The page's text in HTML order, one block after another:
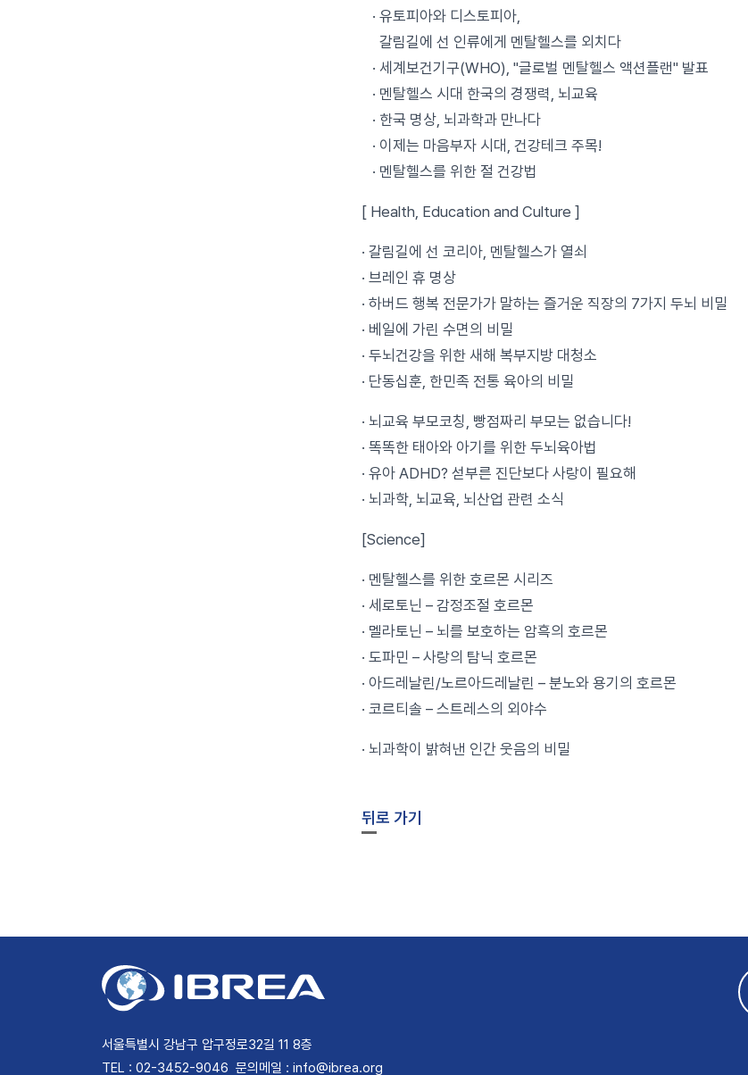
· 유토피아와 디스토피아,
갈림길에 선 인류에게 멘탈헬스를 외치다
· 세계보건기구(WHO), "글로벌 멘탈헬스 액션플랜" 발표
· 멘탈헬스 시대 한국의 경쟁력, 뇌교육
· 한국 명상, 뇌과학과 만나다
· 이제는 마음부자 시대, 건강테크 주목!
· 멘탈헬스를 위한 절 건강법
[ Health, Education and Culture ]
· 갈림길에 선 코리아, 멘탈헬스가 열쇠
· 브레인 휴 명상
· 하버드 행복 전문가가 말하는 즐거운 직장의 7가지 두뇌 비밀
· 베일에 가린 수면의 비밀
· 두뇌건강을 위한 새해 복부지방 대청소
· 단동십훈, 한민족 전통 육아의 비밀
· 뇌교육 부모코칭, 빵점짜리 부모는 없습니다!
· 똑똑한 태아와 아기를 위한 두뇌육아법
· 유아 ADHD? 섣부른 진단보다 사랑이 필요해
· 뇌과학, 뇌교육, 뇌산업 관련 소식
[Science]
· 멘탈헬스를 위한 호르몬 시리즈
· 세로토닌 – 감정조절 호르몬
· 멜라토닌 – 뇌를 보호하는 암흑의 호르몬
· 도파민 – 사랑의 탐닉 호르몬
· 아드레날린/노르아드레날린 – 분노와 용기의 호르몬
· 코르티솔 – 스트레스의 외야수
· 뇌과학이 밝혀낸 인간 웃음의 비밀
뒤로 가기
서울특별시 강남구 압구정로32길 11 8층
TEL : 02-3452-9046 문의메일 : info@ibrea.org